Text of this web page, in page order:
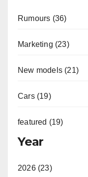
Rumours (36)
Marketing (23)
New models (21)
Cars (19)
featured (19)
Year
2026 (23)